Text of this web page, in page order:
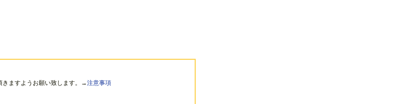
きますようお願い致します。→注意事項